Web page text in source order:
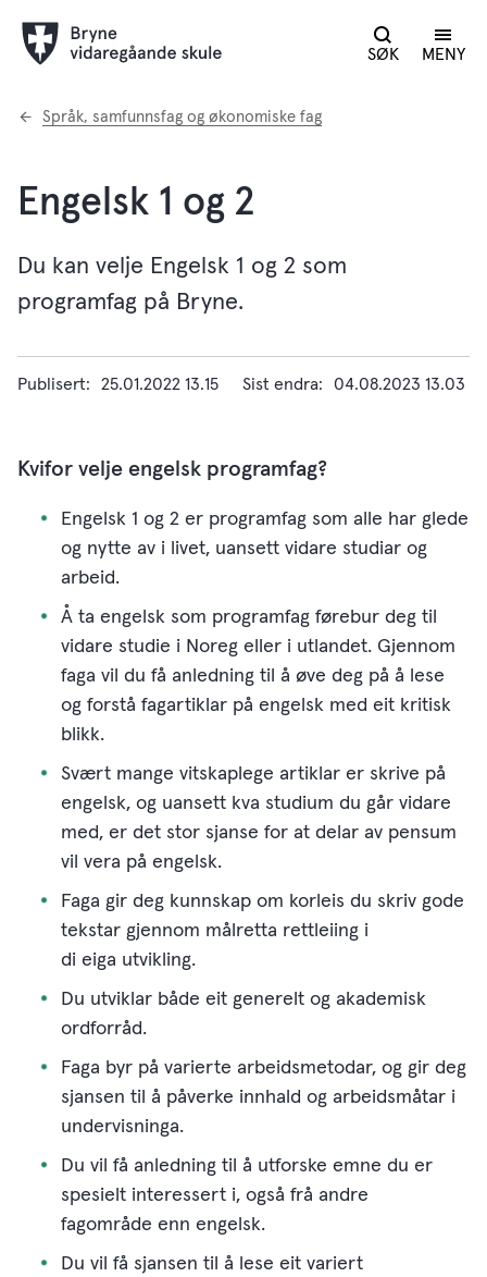
SØK MENY
Du
Språk, samfunnsfag og økonomiske fag
Engelsk 1 og 2
Du kan velje Engelsk 1 og 2 som
programfag på Bryne.
Publisert 25.01.2022 13.15 Sist endra 04.08.2023 13.03
Kvifor velje engelsk programfag?
Engelsk 1 og 2 er programfag som alle har glede
og nytte av i livet, uansett vidare studiar og
arbeid.
Å ta engelsk som programfag førebur deg til
vidare studie i Noreg eller i utlandet. Gjennom
faga vil du få anledning til å øve deg på å lese
og forstå fagartiklar på engelsk med eit kritisk
blikk.
Svært mange vitskaplege artiklar er skrive på
engelsk, og uansett kva studium du går vidare
med, er det stor sjanse for at delar av pensum
vil vera på engelsk.
Faga gir deg kunnskap om korleis du skriv gode
tekstar gjennom målretta rettleiing i
di eiga utvikling.
Du utviklar både eit generelt og akademisk
ordforråd.
Faga byr på varierte arbeidsmetodar, og gir deg
sjansen til å påverke innhald og arbeidsmåtar i
undervisninga.
Du vil få anledning til å utforske emne du er
spesielt interessert i, også frå andre
fagområde enn engelsk.
Du vil få sjansen til å lese eit variert